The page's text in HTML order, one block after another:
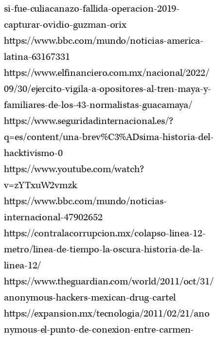
si-fue-culiacanazo-fallida-operacion-2019-
capturar-ovidio-guzman-orix
https://www.bbc.com/mundo/noticias-america-
latina-63167331
https://www.elfinanciero.com.mx/nacional/2022/
09/30/ejercito-vigila-a-opositores-al-tren-maya-y-
familiares-de-los-43-normalistas-guacamaya/
https://www.seguridadinternacional.es/?
q=es/content/una-brev%C3%ADsima-historia-del-
hacktivismo-0
https://www.youtube.com/watch?
v=zYTxuW2vmzk
https://www.bbc.com/mundo/noticias-
internacional-47902652
https://contralacorrupcion.mx/colapso-linea-12-
metro/linea-de-tiempo-la-oscura-historia-de-la-
linea-12/
https://www.theguardian.com/world/2011/oct/31/
anonymous-hackers-mexican-drug-cartel
https://expansion.mx/tecnologia/2011/02/21/ano
nymous-el-punto-de-conexion-entre-carmen-